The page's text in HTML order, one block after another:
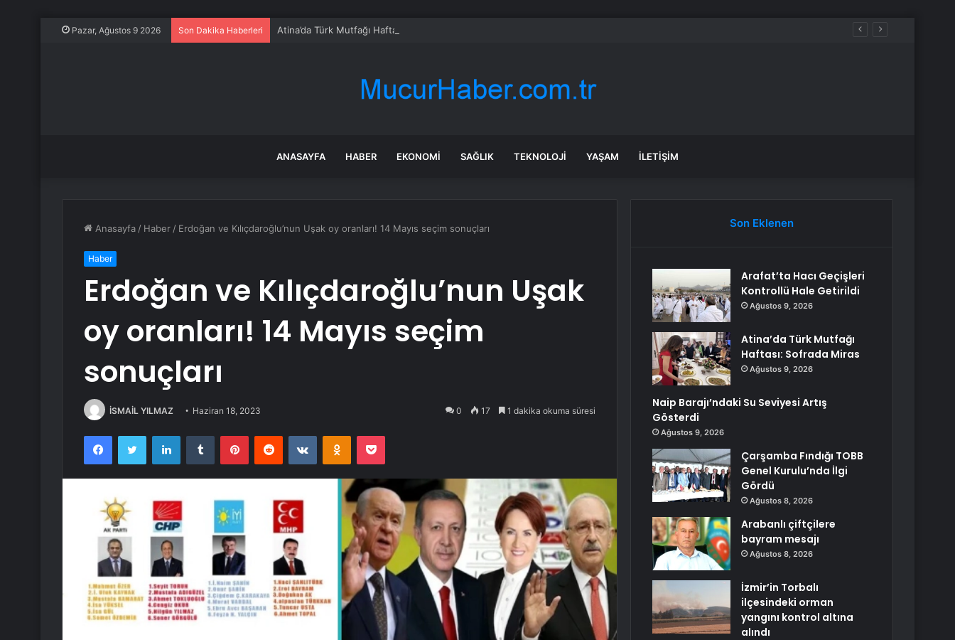
Pazar, Ağustos 9 2026 Son Dakika Haberleri Atina’da Türk Mutfağı Haftası: Sofrada Miras
ANASAYFA HABER EKONOMI SAĞLIK TEKNOLOJI YAŞAM İLETIŞIM
Anasayfa / Haber / Erdoğan ve Kılıçdaroğlu’nun Uşak oy oranları! 14 Mayıs seçim sonuçları
Haber
Erdoğan ve Kılıçdaroğlu’nun Uşak
oy oranları! 14 Mayıs seçim
sonuçları
İSMAİL YILMAZ Haziran 18, 2023 0 17 1 dakika okuma süresi
FacebookTwitter LinkedInTumblr PinterestReddit VKontakteOdnoklassniki
Pocket
Son Eklenen
Arafat’ta Hacı Geçişleri
Kontrollü Hale Getirildi
Ağustos 9, 2026
Atina’da Türk Mutfağı
Haftası: Sofrada Miras
Ağustos 9, 2026
Naip Barajı’ndaki Su Seviyesi Artış
Gösterdi
Ağustos 9, 2026
Çarşamba Fındığı TOBB
Genel Kurulu’nda İlgi
Gördü
Ağustos 8, 2026
Arabanlı çiftçilere
bayram mesajı
Ağustos 8, 2026
İzmir’in Torbalı
ilçesindeki orman
yangını kontrol altına
alındı